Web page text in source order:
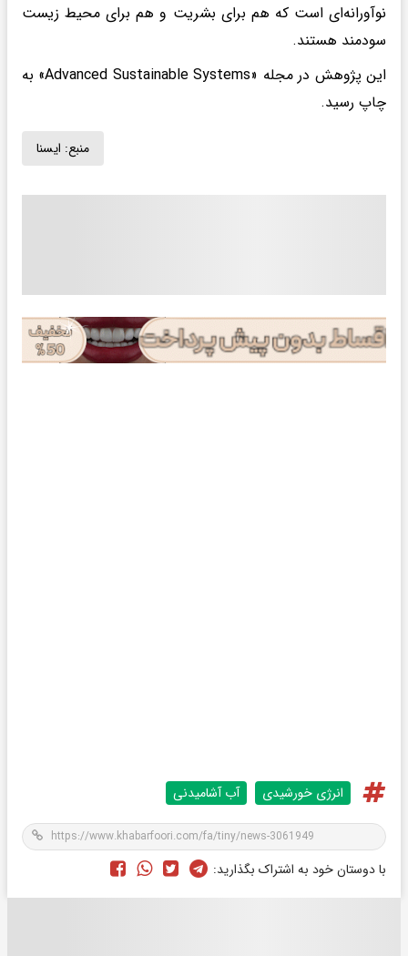
نوآورانه‌ای است که هم برای بشریت و هم برای محیط زیست
سودمند هستند.
این پژوهش در مجله «Advanced Sustainable Systems» به
چاپ رسید.
منبع: ايسنا
انرژی خورشیدی آب آشامیدنی
با دوستان خود به اشتراک بگذارید: